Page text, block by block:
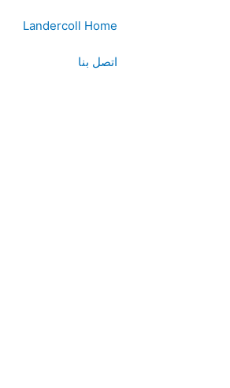
Landercoll Home
اتصل بنا